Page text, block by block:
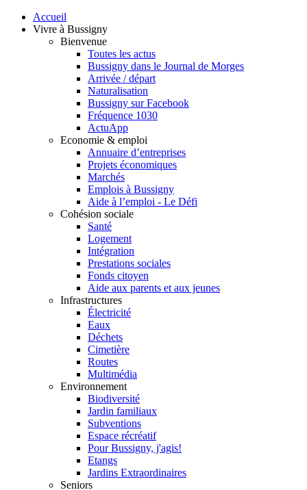
Accueil
Vivre à Bussigny
Bienvenue
Toutes les actus
Bussigny dans le Journal de Morges
Arrivée / départ
Naturalisation
Bussigny sur Facebook
Fréquence 1030
ActuApp
Economie & emploi
Annuaire d’entreprises
Projets économiques
Marchés
Emplois à Bussigny
Aide à l’emploi - Le Défi
Cohésion sociale
Santé
Logement
Intégration
Prestations sociales
Fonds citoyen
Aide aux parents et aux jeunes
Infrastructures
Électricité
Eaux
Déchets
Cimetière
Routes
Multimédia
Environnement
Biodiversité
Jardin familiaux
Subventions
Espace récréatif
Pour Bussigny, j'agis!
Etangs
Jardins Extraordinaires
Seniors